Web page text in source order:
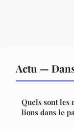
Actu —
Quels sont les
lions dans le